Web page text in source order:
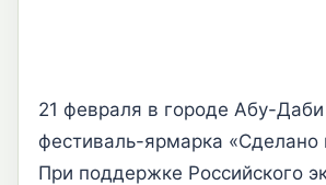
21 февраля в городе Абу-
фестиваль-ярмарка «Сделано
При поддержке Российского